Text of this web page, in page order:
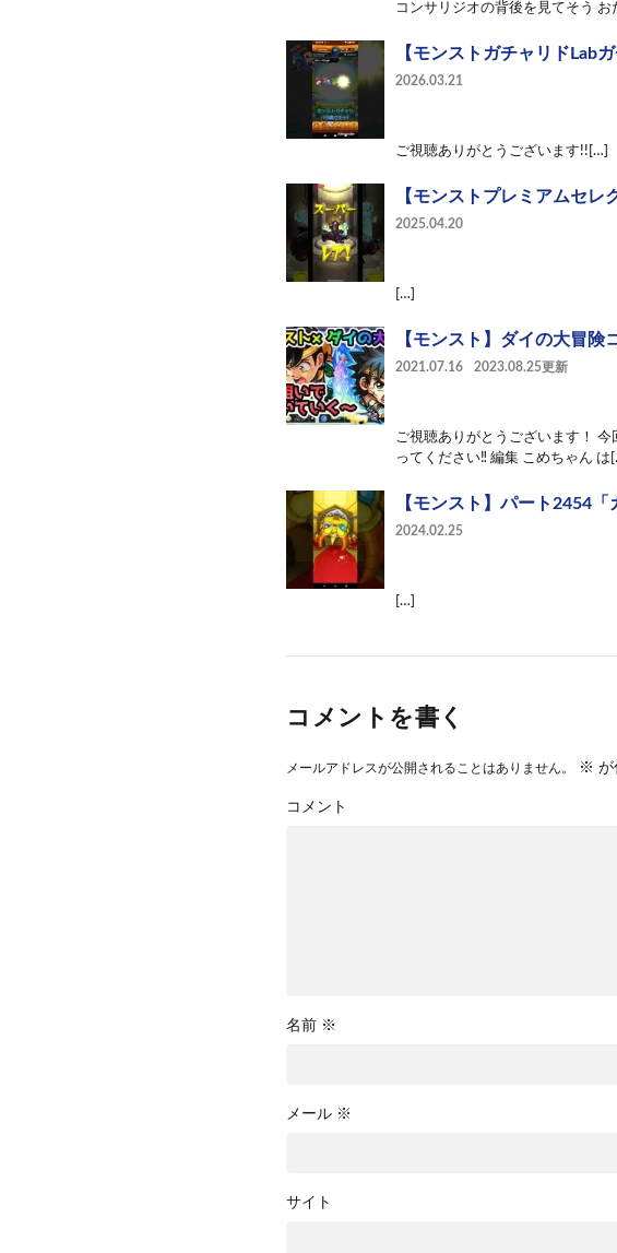
コンサリジオの背後を見てそう
【モンストガチャリドLab
2026.03.21
ご視聴ありがとうございます!![…]
【モンストプレミアムセ
2025.04.20
[…]
【モンスト】ダイの大冒険
2021.07.16 2023.08.25更新
ご視聴ありがとうございます！
ってください‼︎ 編集 こめちゃん は
【モンスト】パート2454
2024.02.25
[…]
コメントを書く
メールアドレスが公開されることはありません。 ※ が
コメント
名前 ※
メール ※
サイト